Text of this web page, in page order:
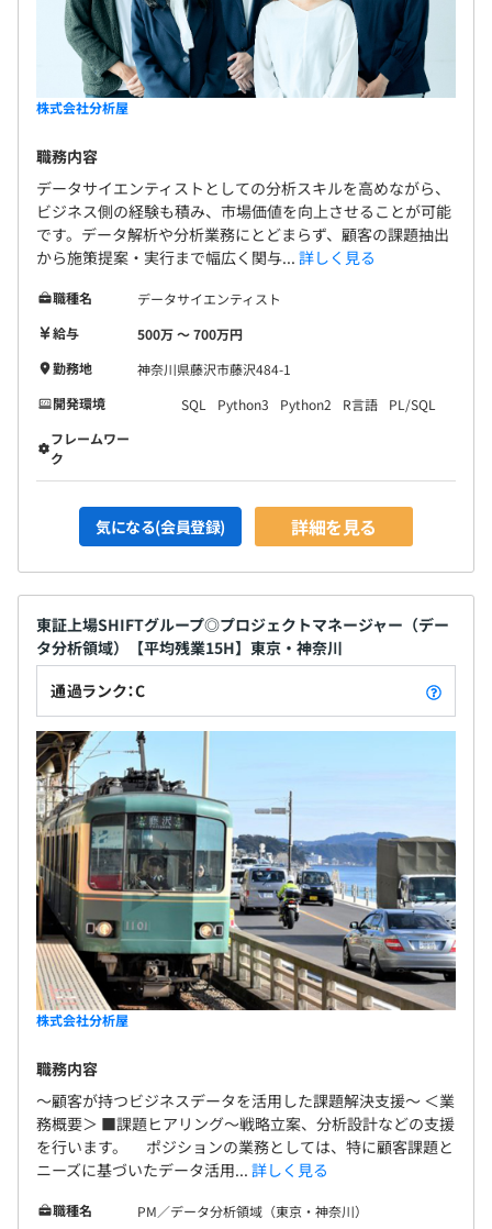
株式会社分析屋
職務内容
データサイエンティストとしての分析スキルを高めながら、
ビジネス側の経験も積み、市場価値を向上させることが可能
です。データ解析や分析業務にとどまらず、顧客の課題抽出
から施策提案・実行まで幅広く関与... 詳しく見る
職種名
データサイエンティスト
給与
500万 〜 700万円
勤務地
神奈川県藤沢市藤沢484-1
開発環境
SQL Python3 Python2 R言語
PL/SQL
フレームワー
ク
気になる(会員登録) 詳細を見る
東証上場SHIFTグループ◎プロジェクトマネージャー（デー
タ分析領域）【平均残業15H】東京・神奈川
通過ランク：C
株式会社分析屋
職務内容
～顧客が持つビジネスデータを活用した課題解決支援～ ＜業
務概要＞ ■課題ヒアリング～戦略立案、分析設計などの支援
を行います。 ポジションの業務としては、特に顧客課題と
ニーズに基づいたデータ活用... 詳しく見る
職種名
PM／データ分析領域（東京・神奈川）